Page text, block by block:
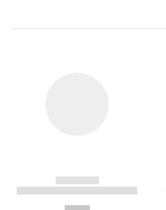
------------
----------- ----------- ----------